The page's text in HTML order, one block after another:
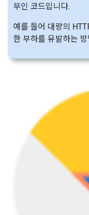
부인 코드입니다.
예를 들어 대량의
한 부하를 유발하는